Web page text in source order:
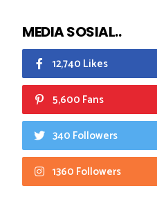
MEDIA SOSIAL..
12,740 Likes
5,600 Fans
340 Followers
1360 Followers